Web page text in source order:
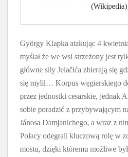
(Wikipedia)
György Klapka atakując 4
myślał że we wsi strzeżony jest
główne siły Jelačića zbierają się
się mylił… Korpus węgierskiego
przez jednostki cesarskie, jednak
sobie poradzić z przybywającym
Jánosa Damjanichego, a wraz z
Polacy odegrali kluczową rolę w
mostu, dzięki któremu możliwe